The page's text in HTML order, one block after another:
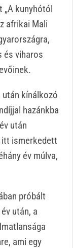
„A kunyhótól
afrikai Mali
és viharos
után kínálkozó
hazánkba
után
itt ismerkedett
év múlva,
próbált
után, a
ami egy